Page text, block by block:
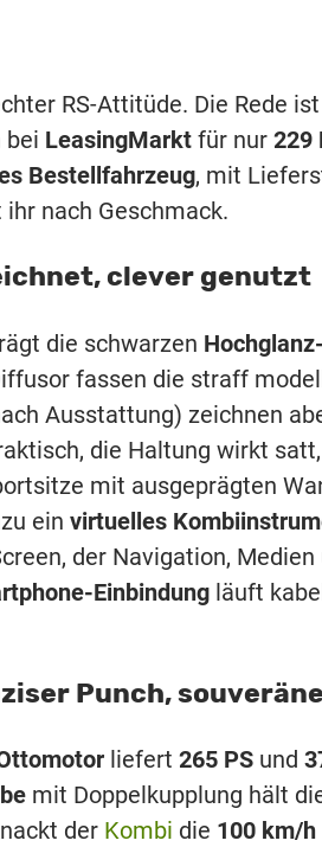
RS-Attitüde. Die Rede
bei LeasingMarkt für nur 229
Bestellfahrzeug, mit
nach Geschmack.
clever genutzt
die schwarzen
fassen die straff
Ausstattung) zeichnen
die Haltung wirkt
mit ausgeprägten
ein virtuelles
der Navigation,
Einbindung läuft
Punch,
liefert 265 PS und
mit Doppelkupplung hält
der Kombi die 100 km/h